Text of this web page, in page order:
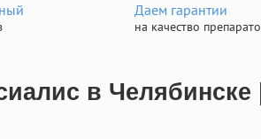
Даем гарантии
на качество
в Челябинске